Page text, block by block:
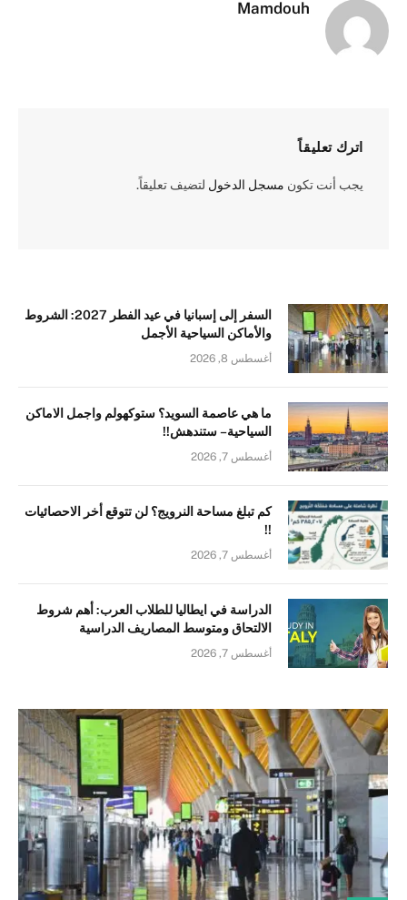
Mamdouh
اترك تعليقاً
يجب أنت تكون مسجل الدخول لتضيف تعليقاً.
السفر إلى إسبانيا في عيد الفطر 2027: الشروط
والأماكن السياحية الأجمل
أغسطس 8, 2026
ما هي عاصمة السويد؟ ستوكهولم واجمل الاماكن
السياحية – ستندهش!!
أغسطس 7, 2026
كم تبلغ مساحة النرويج؟ لن تتوقع أخر الاحصائيات
!!
أغسطس 7, 2026
الدراسة في ايطاليا للطلاب العرب: أهم شروط
الالتحاق ومتوسط المصاريف الدراسية
أغسطس 7, 2026